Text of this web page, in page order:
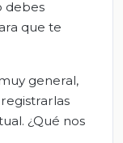
debes
que te
general,
¿Qué nos